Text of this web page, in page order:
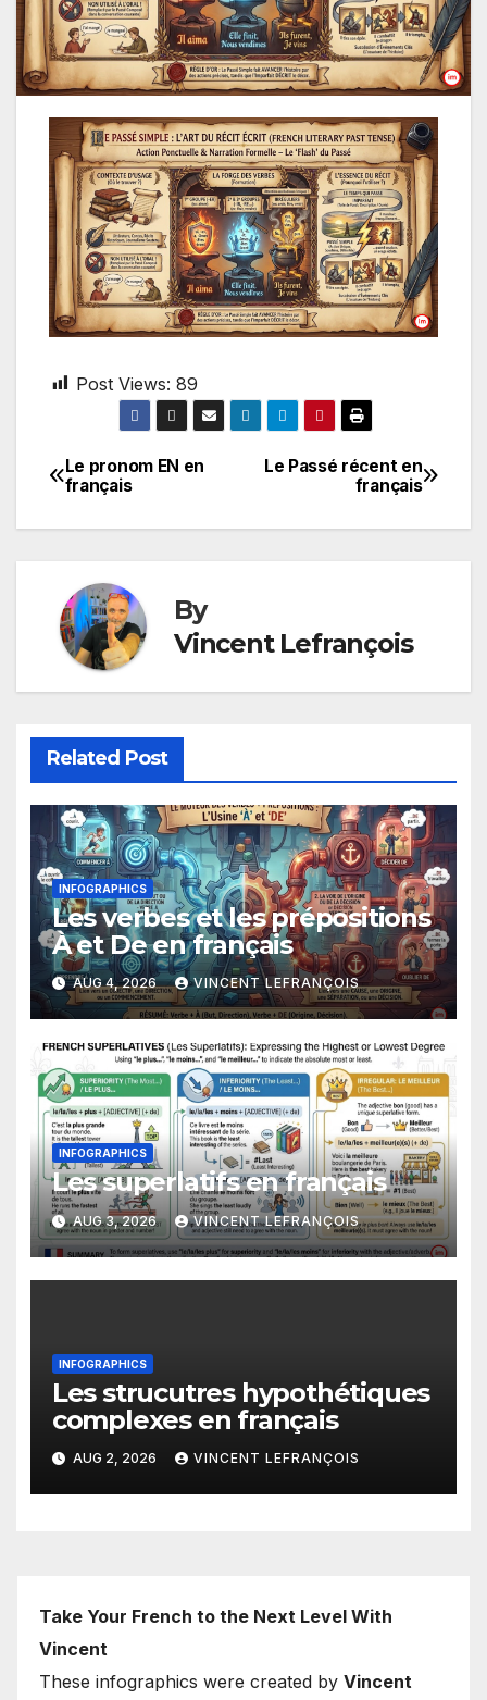
Post Views: 89
Post
navigation
Le Passé récent en
français
Le pronom EN en
français
By
Vincent Lefrançois
Related Post
INFOGRAPHICS
Les verbes et les prépositions
À et De en français
AUG 4, 2026 VINCENT LEFRANÇOIS
INFOGRAPHICS
Les superlatifs en français
AUG 3, 2026 VINCENT LEFRANÇOIS
INFOGRAPHICS
Les strucutres hypothétiques
complexes en français
AUG 2, 2026 VINCENT LEFRANÇOIS
Take Your French to the Next Level With
Vincent
These infographics were created by Vincent